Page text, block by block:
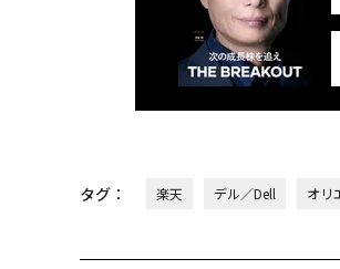
タグ： 楽天 デル／Dell オリ